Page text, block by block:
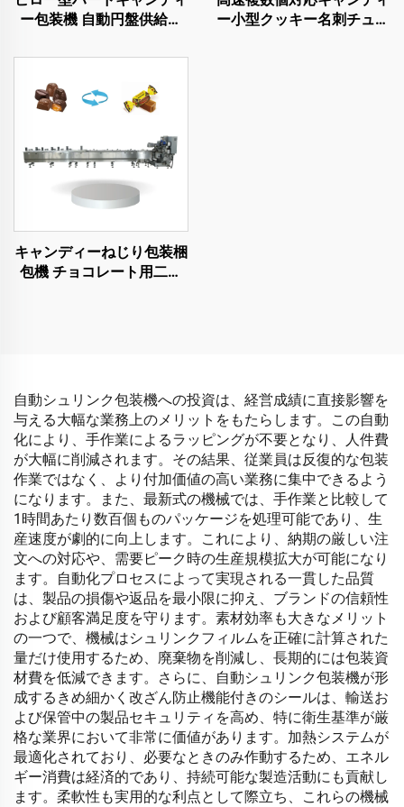
ー包装機 自動円盤供給式
ー小型クッキー名刺チュー
キャンディーねじり包装梱
包機 チョコレート用二重
自動シュリンク包装機への投資は、経営成績に直接影響を
与える大幅な業務上のメリットをもたらします。この自動
化により、手作業によるラッピングが不要となり、人件費
が大幅に削減されます。その結果、従業員は反復的な包装
作業ではなく、より付加価値の高い業務に集中できるよう
になります。また、最新式の機械では、手作業と比較して
1時間あたり数百個ものパッケージを処理可能であり、生
産速度が劇的に向上します。これにより、納期の厳しい注
文への対応や、需要ピーク時の生産規模拡大が可能になり
ます。自動化プロセスによって実現される一貫した品質
は、製品の損傷や返品を最小限に抑え、ブランドの信頼性
および顧客満足度を守ります。素材効率も大きなメリット
の一つで、機械はシュリンクフィルムを正確に計算された
量だけ使用するため、廃棄物を削減し、長期的には包装資
材費を低減できます。さらに、自動シュリンク包装機が形
成するきめ細かく改ざん防止機能付きのシールは、輸送お
よび保管中の製品セキュリティを高め、特に衛生基準が厳
格な業界において非常に価値があります。加熱システムが
最適化されており、必要なときのみ作動するため、エネル
ギー消費は経済的であり、持続可能な製造活動にも貢献し
ます。柔軟性も実用的な利点として際立ち、これらの機械